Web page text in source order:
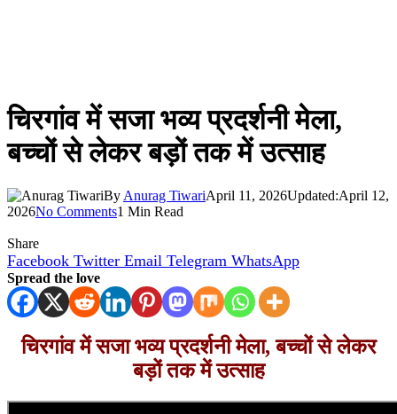
चिरगांव में सजा भव्य प्रदर्शनी मेला,
बच्चों से लेकर बड़ों तक में उत्साह
ByAnurag TiwariApril 11, 2026Updated:April 12,
2026No Comments1 Min Read
Share
Facebook Twitter Email Telegram WhatsApp
Spread the love
चिरगांव में सजा भव्य प्रदर्शनी मेला, बच्चों से लेकर
बड़ों तक में उत्साह